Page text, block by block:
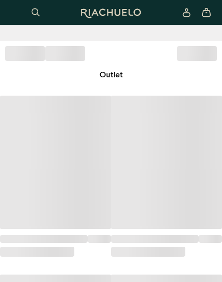
Outlet